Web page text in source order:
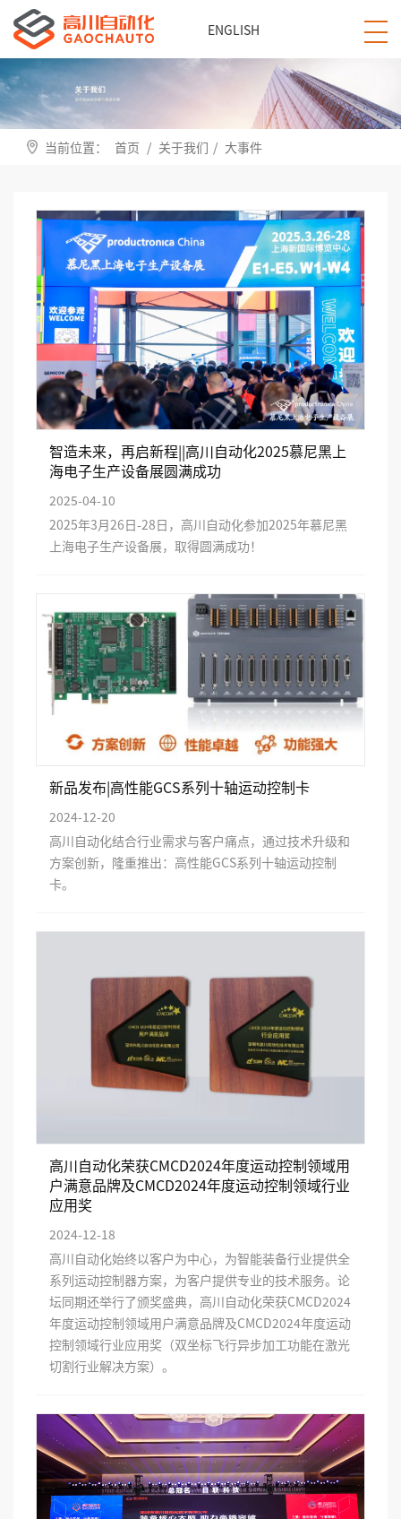
ENGLISH
当前位置： 首页 / 关于我们 / 大事件
智造未来，再启新程||高川自动化2025慕尼黑上
海电子生产设备展圆满成功
2025-04-10
2025年3月26日-28日，高川自动化参加2025年慕尼黑
上海电子生产设备展，取得圆满成功！
新品发布|高性能GCS系列十轴运动控制卡
2024-12-20
高川自动化结合行业需求与客户痛点，通过技术升级和
方案创新，隆重推出：高性能GCS系列十轴运动控制
卡。
高川自动化荣获CMCD2024年度运动控制领域用
户满意品牌及CMCD2024年度运动控制领域行业
应用奖
2024-12-18
高川自动化始终以客户为中心，为智能装备行业提供全
系列运动控制器方案，为客户提供专业的技术服务。论
坛同期还举行了颁奖盛典，高川自动化荣获CMCD2024
年度运动控制领域用户满意品牌及CMCD2024年度运动
控制领域行业应用奖（双坐标飞行异步加工功能在激光
切割行业解决方案）。